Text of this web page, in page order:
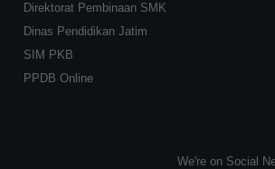
Direktorat Pembinaan SMK
Dinas Pendidikan Jatim
SIM PKB
PPDB Online
We're on Social